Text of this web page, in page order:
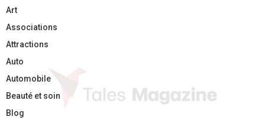
Art
Associations
Attractions
Auto
Automobile
Beauté et soin
Blog